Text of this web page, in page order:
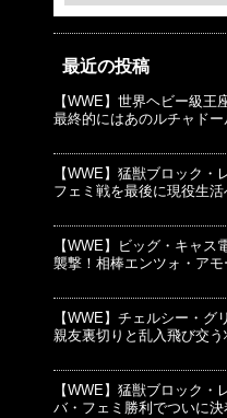
最近の投稿
【WWE】世界ヘビー級王
最終的にはあのルチャドー
【WWE】猛獣ブロック・
フェミ戦を最後に現役生活
【WWE】ビッグ・キャ
襲撃！相棒エンツォ・ア
【WWE】チェルシー・グ
親友裏切りと乱入飛び交
【WWE】猛獣ブロック
バ・フェミ勝利でついに
© プロレスJunkie